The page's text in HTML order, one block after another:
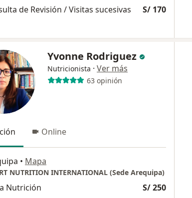
de Revisión / Visitas sucesivas S/ 170
Yvonne Rodriguez
Nutricionista · Ver más
63 opinión
Online
• Mapa
NUTRITION INTERNATIONAL (Sede Arequipa)
Nutrición S/ 250